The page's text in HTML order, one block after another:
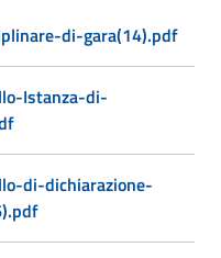
di-gara(14).pdf
Istanza-di-
di-dichiarazione-